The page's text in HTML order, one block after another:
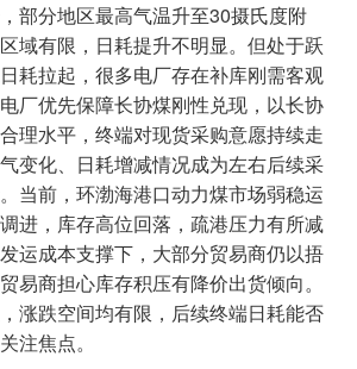
部分地区最高气温升至30摄氏度附
域有限，日耗提升不明显。但处于跃
耗拉起，很多电厂存在补库刚需客观
厂优先保障长协煤刚性兑现，以长协
理水平，终端对现货采购意愿持续走
变化、日耗增减情况成为左右后续采
当前，环渤海港口动力煤市场弱稳运
进，库存高位回落，疏港压力有所减
运成本支撑下，大部分贸易商仍以捂
易商担心库存积压有降价出货倾向。
涨跌空间均有限，后续终端日耗能否
注焦点。